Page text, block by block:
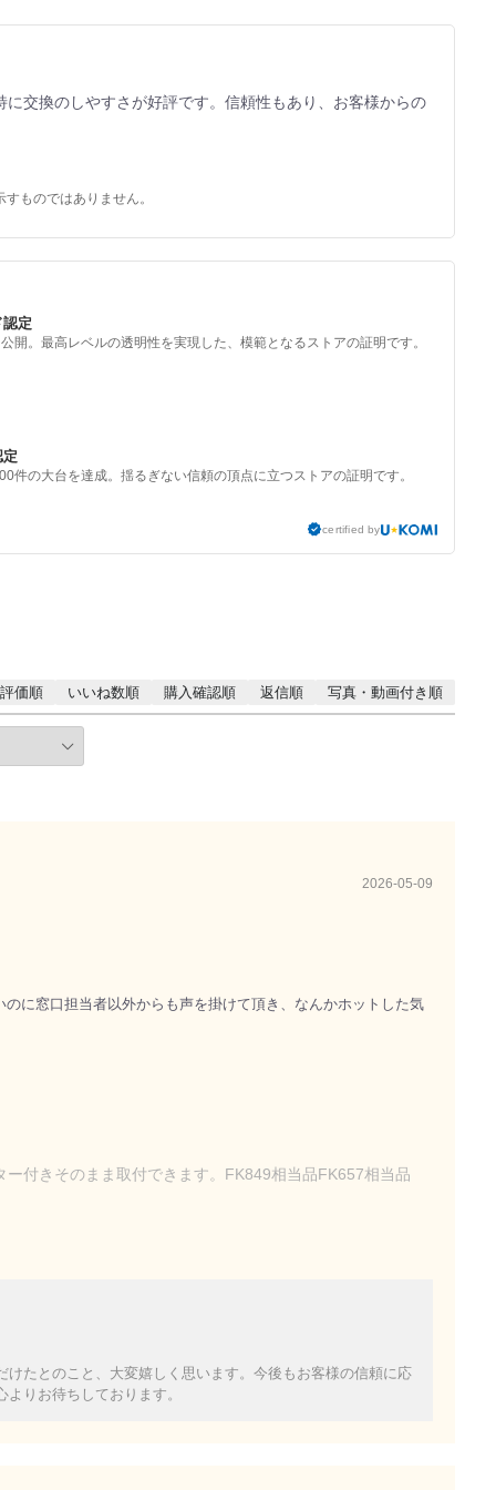
交換のしやすさが好評です。信頼性もあり、お客様からの
ものではありません。
定
開。最高レベルの透明性を実現した、模範となるストアの証明です。
件の大台を達成。揺るぎない信頼の頂点に立つストアの証明です。
certified by
評価順 いいね数順 購入確認順 返信順 写真・動画付き順
2026-05-09
に窓口担当者以外からも声を掛けて頂き、なんかホットした気
付きそのまま取付できます。FK849相当品FK657相当品
たとのこと、大変嬉しく思います。今後もお客様の信頼に応
りお待ちしております。